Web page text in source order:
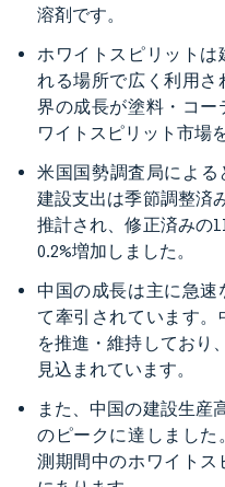
溶剤です。
ホワイトスピリットは
れる場所で広く利用
界の成長が塗料・コ
ワイトスピリット市場
米国国勢調査局による
建設支出は季節調整済
推計され、修正済みの
0.2%増加しました。
中国の成長は主に急速
て牽引されています。
を推進・維持しており
見込まれています。
また、中国の建設生産
のピークに達しまし
測期間中のホワイトス